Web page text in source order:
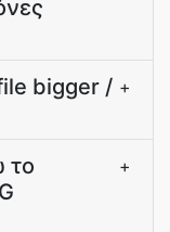
bigger / +
το
+